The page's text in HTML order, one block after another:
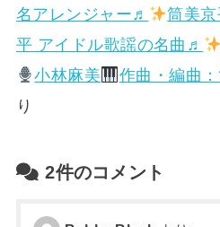
名アレンジャー♬ 筒美
平 アイドル歌謡の名曲♬
小林麻美
作曲・編曲
り
2件のコメント